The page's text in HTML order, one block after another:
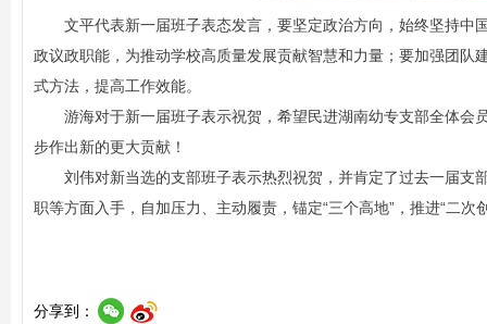
文平代表新一届班子表态发言，要坚定政治方向，始终坚持
政议政职能，为推动学校高质量发展贡献智慧和力量；要加强团
式方法，提高工作效能。
游海对于新一届班子表示祝贺，希望民进湖南幼专支部全体
步作出新的更大贡献！
刘伟对新当选的支部班子表示热烈祝贺，并肯定了过去一届
职等方面入手，自加压力、主动履责，锚定“三个高地”，推进“二
分享到：